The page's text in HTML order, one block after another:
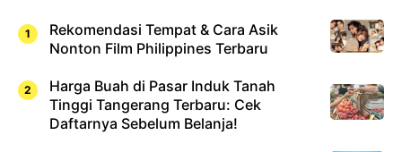
Rekomendasi Tempat & Cara Asik
Nonton Film Philippines Terbaru
Harga Buah di Pasar Induk Tanah
Tinggi Tangerang Terbaru: Cek
Daftarnya Sebelum Belanja!